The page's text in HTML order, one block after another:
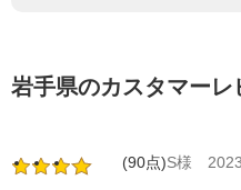
岩手県のカスタマーレ
(90点)S様